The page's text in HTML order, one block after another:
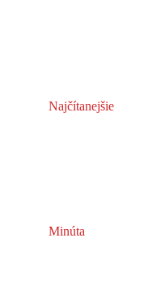
Najčítanejšie
Minúta